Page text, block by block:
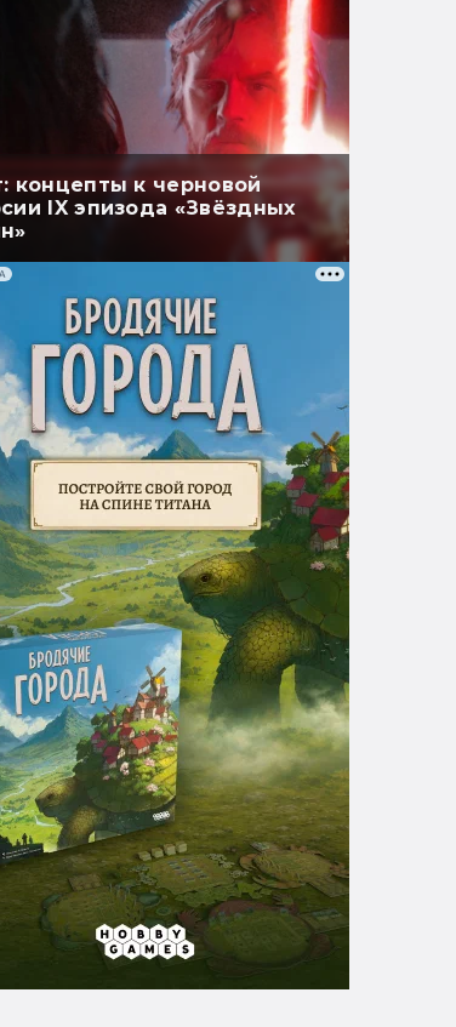
концепты к черновой
IX эпизода «Звёздных